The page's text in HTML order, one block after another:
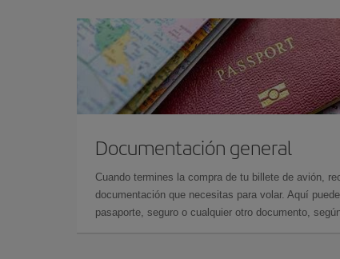
Documentación general
Cuando termines la compra de tu billete de avión,
documentación que necesitas para volar. Aquí
pasaporte, seguro o cualquier otro documento,